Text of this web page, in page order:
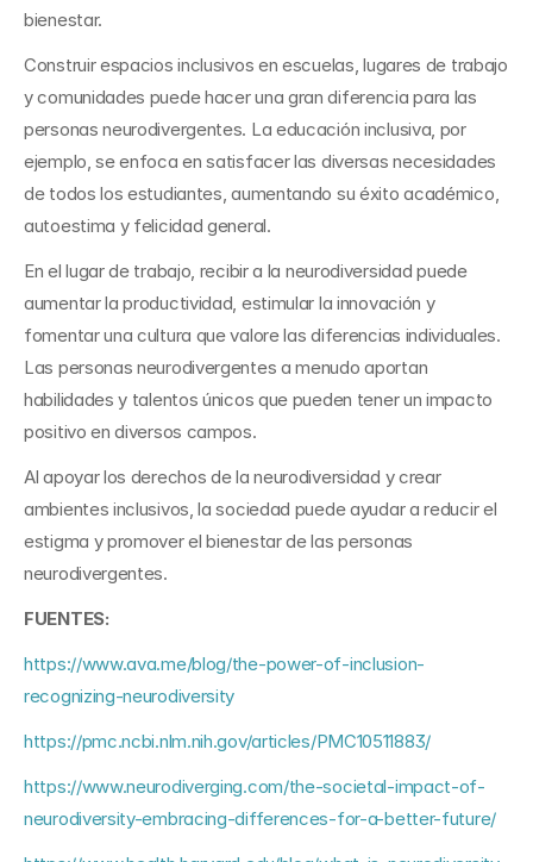
bienestar.
Construir espacios inclusivos en escuelas, lugares de trabajo
y comunidades puede hacer una gran diferencia para las
personas neurodivergentes. La educación inclusiva, por
ejemplo, se enfoca en satisfacer las diversas necesidades
de todos los estudiantes, aumentando su éxito académico,
autoestima y felicidad general.
En el lugar de trabajo, recibir a la neurodiversidad puede
aumentar la productividad, estimular la innovación y
fomentar una cultura que valore las diferencias individuales.
Las personas neurodivergentes a menudo aportan
habilidades y talentos únicos que pueden tener un impacto
positivo en diversos campos.
Al apoyar los derechos de la neurodiversidad y crear
ambientes inclusivos, la sociedad puede ayudar a reducir el
estigma y promover el bienestar de las personas
neurodivergentes.
FUENTES:
https://www.ava.me/blog/the-power-of-inclusion-
recognizing-neurodiversity
https://pmc.ncbi.nlm.nih.gov/articles/PMC10511883/
https://www.neurodiverging.com/the-societal-impact-of-
neurodiversity-embracing-differences-for-a-better-future/